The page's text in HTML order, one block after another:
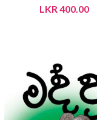
LKR 400.00